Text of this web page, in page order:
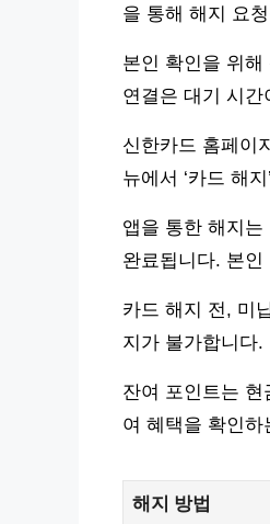
을 통해 해지 요
본인 확인을 위
연결은 대기 시
신한카드 홈페이
뉴에서 ‘카드 해
앱을 통한 해지
완료됩니다. 본
카드 해지 전, 미
지가 불가합니다.
잔여 포인트는
여 혜택을 확인
해지 방법